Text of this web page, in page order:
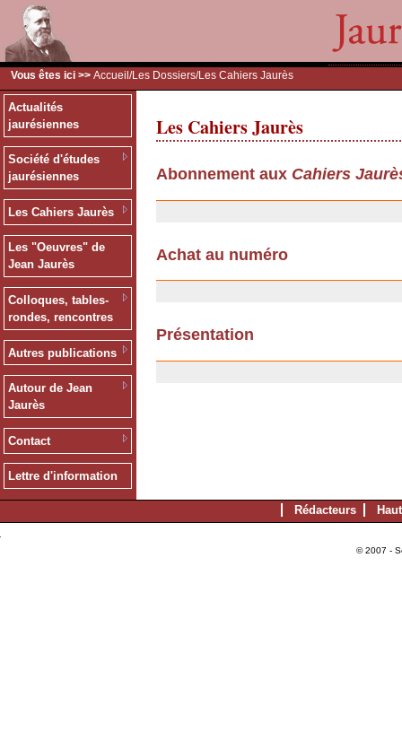
Vous êtes ici >> Accueil /Les Dossiers/Les Cahiers Jaurès
Actualités
jaurésiennes
Société d'études
jaurésiennes
Les Cahiers Jaurès
Les "Oeuvres" de
Jean Jaurès
Colloques, tables-
rondes, rencontres
Autres publications
Autour de Jean
Jaurès
Contact
Lettre d'information
Les Cahiers Jaurès
Abonnement aux Cahiers
Achat au numéro
Présentation
Rédacteurs
© 2007 -